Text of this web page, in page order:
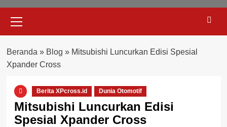
Menu
Beranda » Blog » Mitsubishi Luncurkan Edisi Spesial
Xpander Cross
Berita XPcross.id Dunia Otomotif
Mitsubishi Luncurkan Edisi
Spesial Xpander Cross